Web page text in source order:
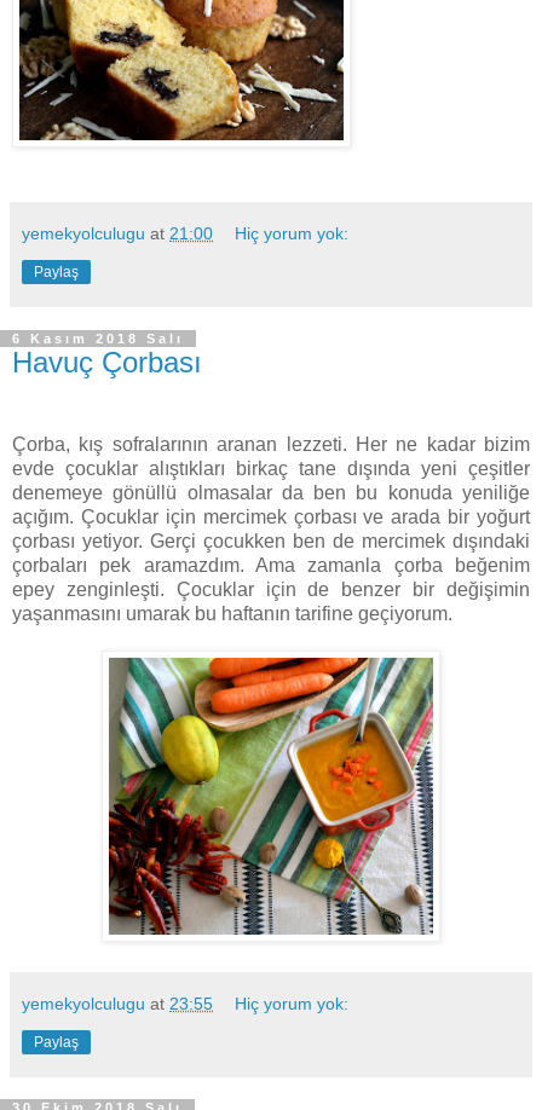
yemekyolculugu at 21:00 Hiç yorum yok:
Paylaş
6 Kasım 2018 Salı
Havuç Çorbası
Çorba, kış sofralarının aranan lezzeti. Her ne kadar bizim
evde çocuklar alıştıkları birkaç tane dışında yeni çeşitler
denemeye gönüllü olmasalar da ben bu konuda yeniliğe
açığım. Çocuklar için mercimek çorbası ve arada bir yoğurt
çorbası yetiyor. Gerçi çocukken ben de mercimek dışındaki
çorbaları pek aramazdım. Ama zamanla çorba beğenim
epey zenginleşti. Çocuklar için de benzer bir değişimin
yaşanmasını umarak bu haftanın tarifine geçiyorum.
yemekyolculugu at 23:55 Hiç yorum yok:
Paylaş